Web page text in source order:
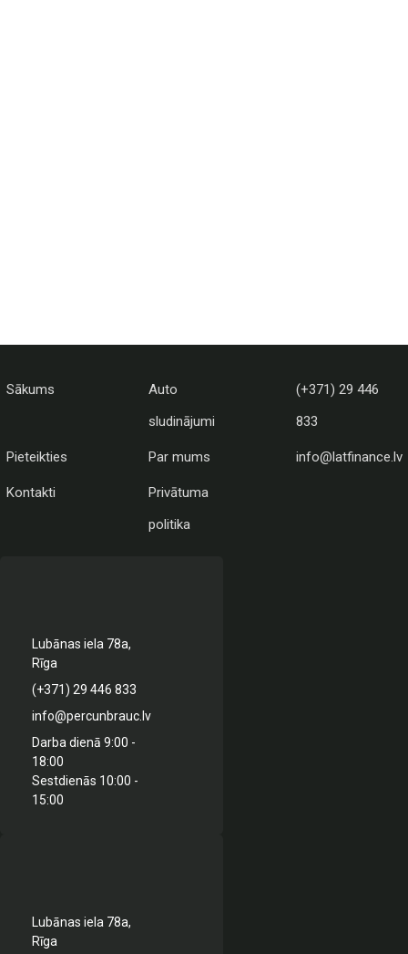
Sākums
Auto
sludinājumi
(+371) 29 446
833
Pieteikties Par mums info@latfinance.lv
Kontakti
Privātuma
politika
Lubānas iela 78a,
Rīga
(+371) 29 446 833
info@percunbrauc.lv
Darba dienā 9:00 -
18:00
Sestdienās 10:00 -
15:00
Lubānas iela 78a,
Rīga